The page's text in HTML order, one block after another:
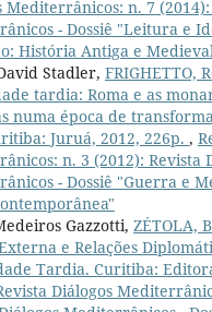
Mediterrânicos: n. 7
- Dossiê "Leitura e
História Antiga e
Stadler, FRIGHETTO,
tardia: Roma e as
numa época de
Juruá, 2012, 226p. ,
n. 3 (2012): Revista
- Dossiê "Guerra e
Gazzotti, ZÉTOLA,
e Relações
Tardia. Curitiba:
Diálogos